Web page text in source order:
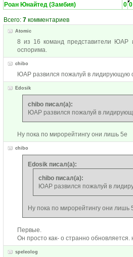
Роан Юнайтед (Замбия)
0 0
Всего: 7 комментариев
Atomic
8 из 16 команд представители ЮАР
оспорима.
chibo
ЮАР развился пожалуй в лидирующую
Edosik
chibo писал(а):
ЮАР развился пожалуй в
Ну пока по мирорейтингу они лишь 5е
chibo
Edosik писал(а):
chibo писал(а):
ЮАР развился пожалуй в
Ну пока по мирорейтингу они лишь
Первые.
Он просто как- о странно обновляется.
speleolog